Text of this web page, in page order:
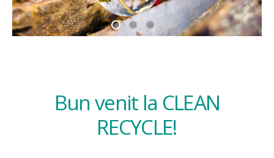
Bun venit la CLEAN
RECYCLE!